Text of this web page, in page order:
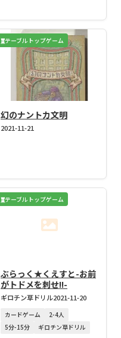
テーブルトップゲーム
幻のナントカ文明
2021-11-21
テーブルトップゲーム
ぶらっく★くえすと-お前
がトドメを刺せ!!-
ギロチン草ドリル2021-11-20
カードゲーム
2-4人
5分-15分
ギロチン草ドリル